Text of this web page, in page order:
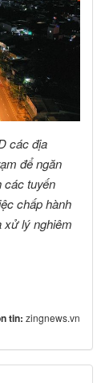
các địa
để ngăn
các tuyến
chấp hành
xử lý nghiêm
tin: zingnews.vn